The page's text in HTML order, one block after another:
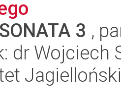
SONATA 3 ,
dr Wojciech